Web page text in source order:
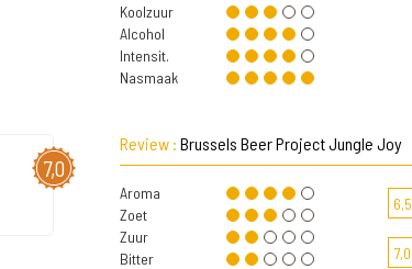
Koolzuur
Alcohol
Intensit.
Nasmaak
7,0
Review : Brussels Beer Project Jungle Joy
Aroma
Zoet
Zuur
Bitter
6,5
7,0